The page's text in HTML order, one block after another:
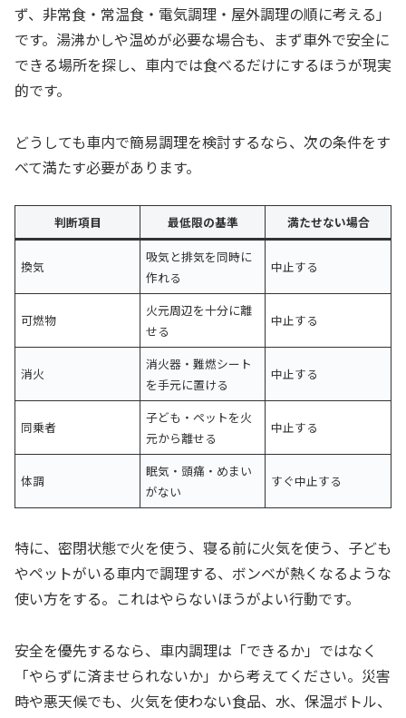
ず、非常食・常温食・電気調理・屋外調理の順に考える」
です。湯沸かしや温めが必要な場合も、まず車外で安全に
できる場所を探し、車内では食べるだけにするほうが現実
的です。
どうしても車内で簡易調理を検討するなら、次の条件をす
べて満たす必要があります。
判断項目 最低限の基準 満たせない場合
換気
吸気と排気を同時に
作れる
中止する
可燃物
火元周辺を十分に離
せる
中止する
消火
消火器・難燃シート
を手元に置ける
中止する
同乗者
子ども・ペットを火
元から離せる
中止する
体調
眠気・頭痛・めまい
がない
すぐ中止する
特に、密閉状態で火を使う、寝る前に火気を使う、子ども
やペットがいる車内で調理する、ボンベが熱くなるような
使い方をする。これはやらないほうがよい行動です。
安全を優先するなら、車内調理は「できるか」ではなく
「やらずに済ませられないか」から考えてください。災害
時や悪天候でも、火気を使わない食品、水、保温ボトル、